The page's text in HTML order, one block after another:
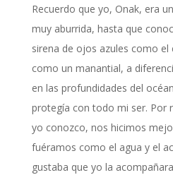
Recuerdo que yo, Onak, era
muy aburrida, hasta que
sirena de ojos azules como
como un manantial, a
en las profundidades del
protegía con todo mi ser. Por
yo conozco, nos hicimos
fuéramos como el agua y el
gustaba que yo la